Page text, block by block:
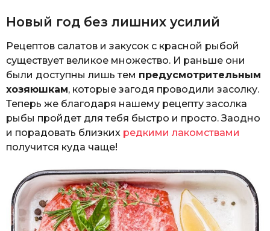
Новый год без лишних усилий
Рецептов салатов и закусок с красной рыбой
существует великое множество. И раньше они
были доступны лишь тем предусмотрительным
хозяюшкам, которые загодя проводили засолку.
Теперь же благодаря нашему рецепту засолка
рыбы пройдет для тебя быстро и просто. Заодно
и порадовать близких редкими лакомствами
получится куда чаще!